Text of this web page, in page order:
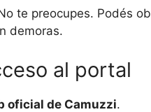
te preocupes. Podés
demoras.
al portal
oficial de Camuzzi.